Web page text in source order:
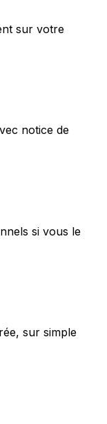
sur votre
notice de
si vous le
sur simple